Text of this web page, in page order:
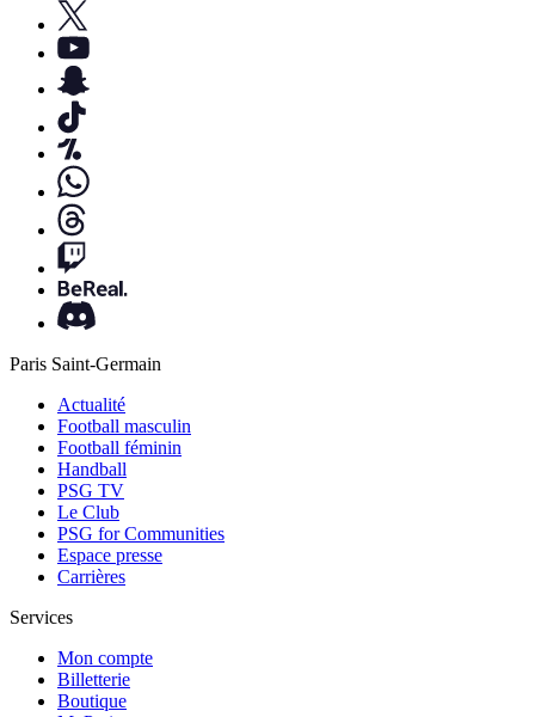
Paris Saint-Germain
Actualité
Football masculin
Football féminin
Handball
PSG TV
Le Club
PSG for Communities
Espace presse
Carrières
Services
Mon compte
Billetterie
Boutique